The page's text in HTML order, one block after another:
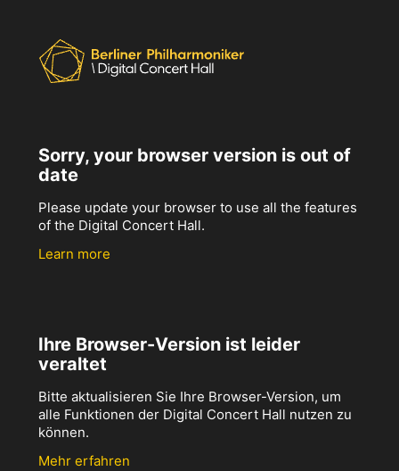
Sorry, your browser version is out of
date
Please update your browser to use all the features
of the Digital Concert Hall.
Learn more
Ihre Browser-Version ist leider
veraltet
Bitte aktualisieren Sie Ihre Browser-Version, um
alle Funktionen der Digital Concert Hall nutzen zu
können.
Mehr erfahren